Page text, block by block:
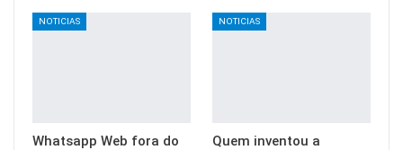
NOTICIAS
Whatsapp Web fora do
NOTICIAS
Quem inventou a